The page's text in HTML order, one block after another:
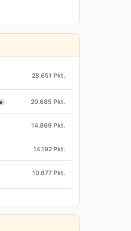
28.651 Pkt.
20.685 Pkt.
14.869 Pkt.
14.192 Pkt.
10.677 Pkt.